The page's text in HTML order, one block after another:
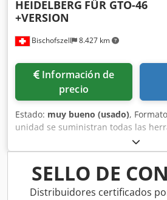
Bischofszell 8.427 km
HEIDELBERG FÜR GTO-46
+VERSION
Información de
precio
Estado: muy bueno (usado),
unidad se suministran todas las
herramientas de ranurado y
correspondientes soportes.
las imágenes)
SELLO DE
Distribuidores certificados